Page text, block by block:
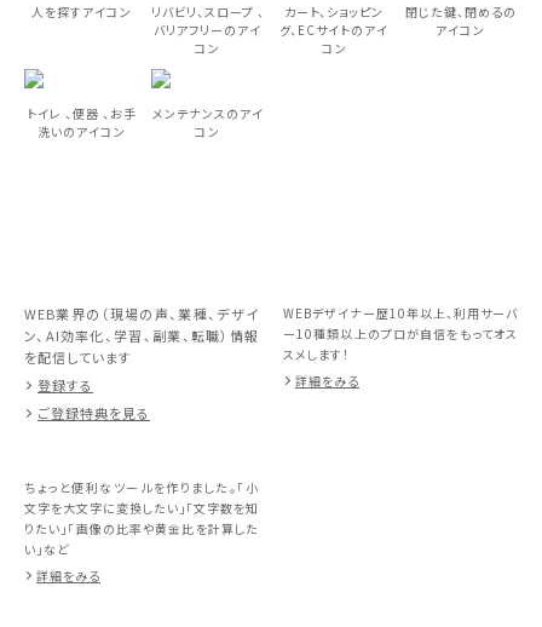
人を探すアイコン
リバビリ、スロープ 、
バリアフリーのアイ
コン
カート、ショッピン
グ、ECサイトのアイ
コン
閉じた鍵、閉めるの
アイコン
トイレ 、便器 、お手
洗いのアイコン
メンテナンスのアイ
コン
WEB業界の（現場の声、業種、デザイ
ン、AI効率化、学習、副業、転職）情報
を配信しています
登録する
ご登録特典を見る
WEBデザイナー歴10年以上、利用サーバ
ー10種類以上のプロが自信をもってオス
スメします！
詳細をみる
ちょっと便利なツールを作りました。「小
文字を大文字に変換したい」「文字数を知
りたい」「画像の比率や黄金比を計算した
い」など
詳細をみる